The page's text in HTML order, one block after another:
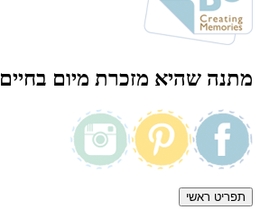
מתנה שהיא מזכרת מיום בחיים
תפריט ראשי